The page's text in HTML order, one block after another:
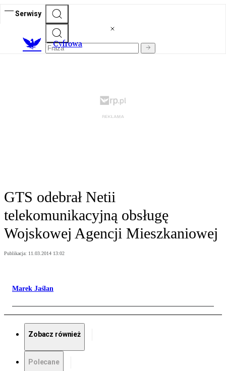
Serwisy
Cyfrowa
GTS odebrał Netii
telekomunikacyjną obsługę
Wojskowej Agencji Mieszkaniowej
Publikacja: 11.03.2014 13:02
Marek Jaślan
Zobacz również
Polecane